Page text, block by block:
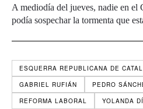
A mediodía del jueves, nadie en el
podía sospechar la tormenta que
ESQUERRA REPUBLICANA DE
GABRIEL RUFIÁN
PEDRO
REFORMA LABORAL
YOLANDA